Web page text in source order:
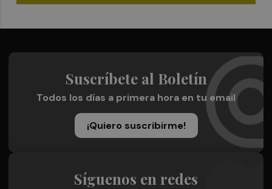
Suscríbete al Boletín
Todos los días a primera hora en tu email
¡Quiero suscribirme!
Síguenos en redes